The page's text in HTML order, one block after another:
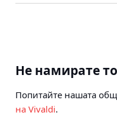
Не намирате
Попитайте нашата
на Vivaldi.